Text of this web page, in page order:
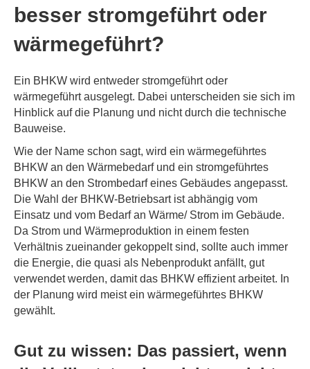
besser stromgeführt oder
wärmegeführt?
Ein BHKW wird entweder stromgeführt oder
wärmegeführt ausgelegt. Dabei unterscheiden sie sich im
Hinblick auf die Planung und nicht durch die technische
Bauweise.
Wie der Name schon sagt, wird ein wärmegeführtes
BHKW an den Wärmebedarf und ein stromgeführtes
BHKW an den Strombedarf eines Gebäudes angepasst.
Die Wahl der BHKW-Betriebsart ist abhängig vom
Einsatz und vom Bedarf an Wärme/ Strom im Gebäude.
Da Strom und Wärmeproduktion in einem festen
Verhältnis zueinander gekoppelt sind, sollte auch immer
die Energie, die quasi als Nebenprodukt anfällt, gut
verwendet werden, damit das BHKW effizient arbeitet. In
der Planung wird meist ein wärmegeführtes BHKW
gewählt.
Gut zu wissen: Das passiert, wenn